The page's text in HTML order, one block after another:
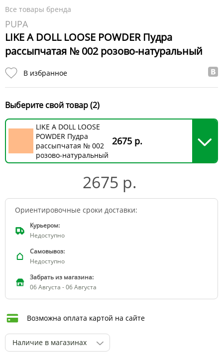
Все товары бренда
PUPA
LIKE A DOLL LOOSE POWDER Пудра
рассыпчатая № 002 розово-натуральный
В избранное
Выберите свой товар (2)
LIKE A DOLL LOOSE
POWDER Пудра
рассыпчатая № 002
розово-натуральный
2675 р.
2675 р.
Ориентировочные сроки доставки:
Курьером:
Недоступно
Самовывоз:
Недоступно
Забрать из магазина:
06 Августа - 06 Августа
Возможна оплата картой на сайте
Наличие в магазинах